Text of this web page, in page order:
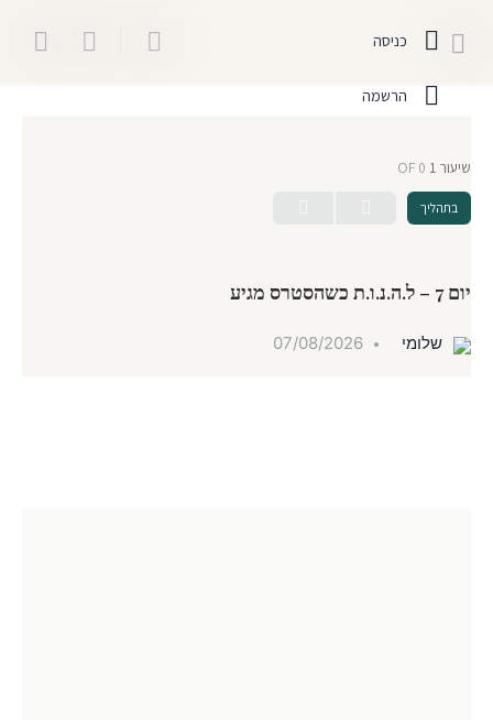
כניסה
הרשמה
שיעור 1 OF 0
בתהליך
יום 7 – ל.ה.נ.ו.ת כשהסטרס מגיע
שלומי 07/08/2026